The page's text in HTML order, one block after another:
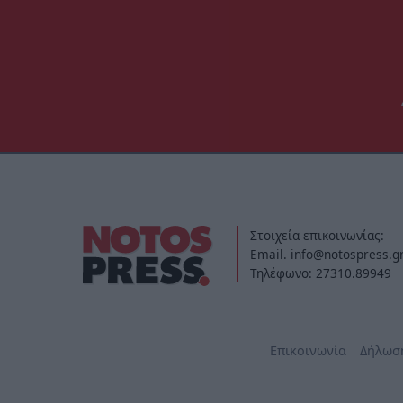
Στοιχεία επικοινωνίας:
Email. info@notospress.gr
Τηλέφωνο: 27310.89949
Επικοινωνία